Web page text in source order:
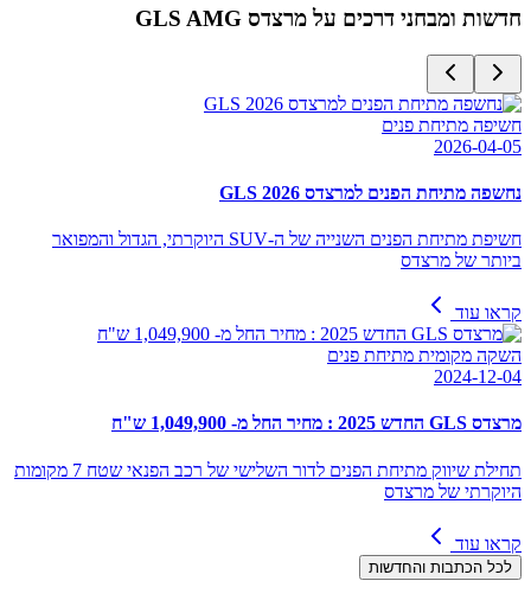
חדשות ומבחני דרכים על מרצדס GLS AMG
חשיפה מתיחת פנים
2026-04-05
נחשפה מתיחת הפנים למרצדס GLS 2026
חשיפת מתיחת הפנים השנייה של ה-SUV היוקרתי, הגדול והמפואר
ביותר של מרצדס
קראו עוד
השקה מקומית מתיחת פנים
2024-12-04
מרצדס GLS החדש 2025 : מחיר החל מ- 1,049,900 ש"ח
תחילת שיווק מתיחת הפנים לדור השלישי של רכב הפנאי שטח 7 מקומות
היוקרתי של מרצדס
קראו עוד
לכל הכתבות והחדשות